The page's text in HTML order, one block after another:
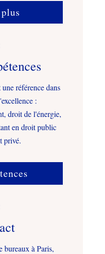
référence dans
:
droit de l'énergie,
en droit public
privé.
bureaux à Paris,